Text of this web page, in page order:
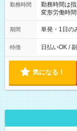
勤務時間
勤務時間は
変形労働時間制 想
00～20：00
期間 単発・1日の
特徴 日払いOK /
気になる！